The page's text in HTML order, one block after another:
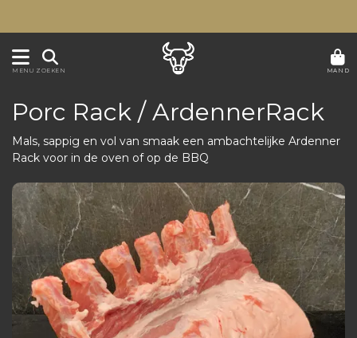
MENU ZOEKEN MAND
Porc Rack / ArdennerRack
Mals, sappig en vol van smaak een ambachtelijke Ardenner
Rack voor in de oven of op de BBQ